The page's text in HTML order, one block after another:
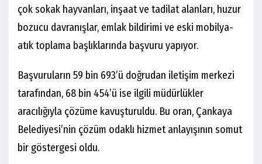
çok sokak hayvanları, inşaat ve tadilat alanları, huzur
bozucu davranışlar, emlak bildirimi ve eski mobilya-
atık toplama başlıklarında başvuru yapıyor.
Başvuruların 59 bin 693’ü doğrudan iletişim merkezi
tarafından, 68 bin 454’ü ise ilgili müdürlükler
aracılığıyla çözüme kavuşturuldu. Bu oran, Çankaya
Belediyesi’nin çözüm odaklı hizmet anlayışının somut
bir göstergesi oldu.